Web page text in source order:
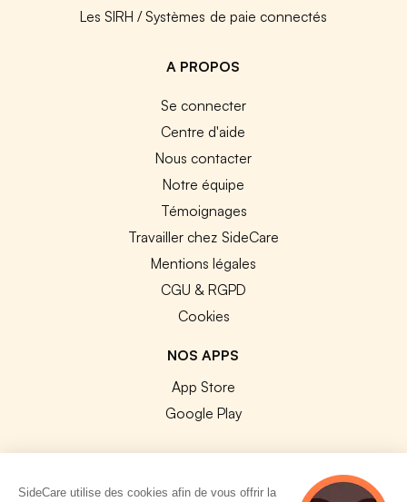
Les SIRH / Systèmes de paie connectés
A PROPOS
Se connecter
Centre d'aide
Nous contacter
Notre équipe
Témoignages
Travailler chez SideCare
Mentions légales
CGU & RGPD
Cookies
NOS APPS
App Store
Google Play
SideCare utilise des cookies afin de vous offrir la